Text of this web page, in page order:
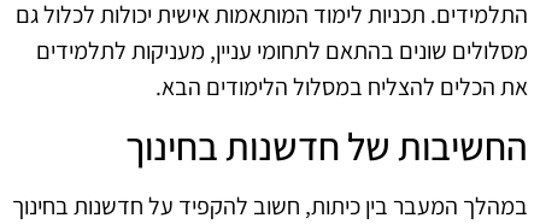
התלמידים. תכניות לימוד המותאמות אישית יכולות לכלול גם
מסלולים שונים בהתאם לתחומי עניין, מעניקות לתלמידים
את הכלים להצליח במסלול הלימודים הבא.
החשיבות של חדשנות בחינוך
במהלך המעבר בין כיתות, חשוב להקפיד על חדשנות בחינוך